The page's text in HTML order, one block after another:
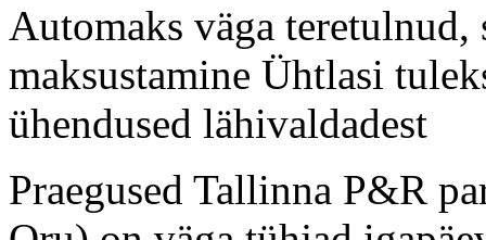
Automaks väga teretulnud,
maksustamine Ühtlasi
ühendused lähivaldadest
Praegused Tallinna P&R